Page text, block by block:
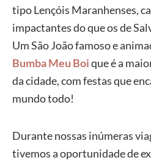
tipo Lençóis Maranhenses,
impactantes do que os de
Um São João famoso e
Bumba Meu Boique é a
da cidade, com festas que
mundo todo!
Durante nossas inúmeras
tivemos a oportunidade de